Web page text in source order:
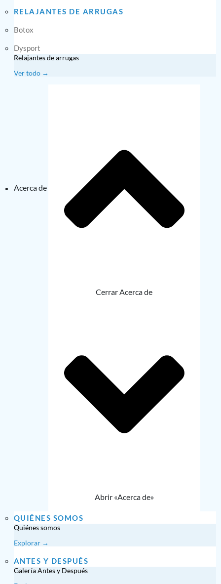
RELAJANTES DE ARRUGAS
Botox
Dysport
Relajantes de arrugas
Ver todo →
Acerca de
Cerrar Acerca de
Abrir «Acerca de»
QUIÉNES SOMOS
Quiénes somos
Explorar →
ANTES Y DESPUÉS
Galería Antes y Después